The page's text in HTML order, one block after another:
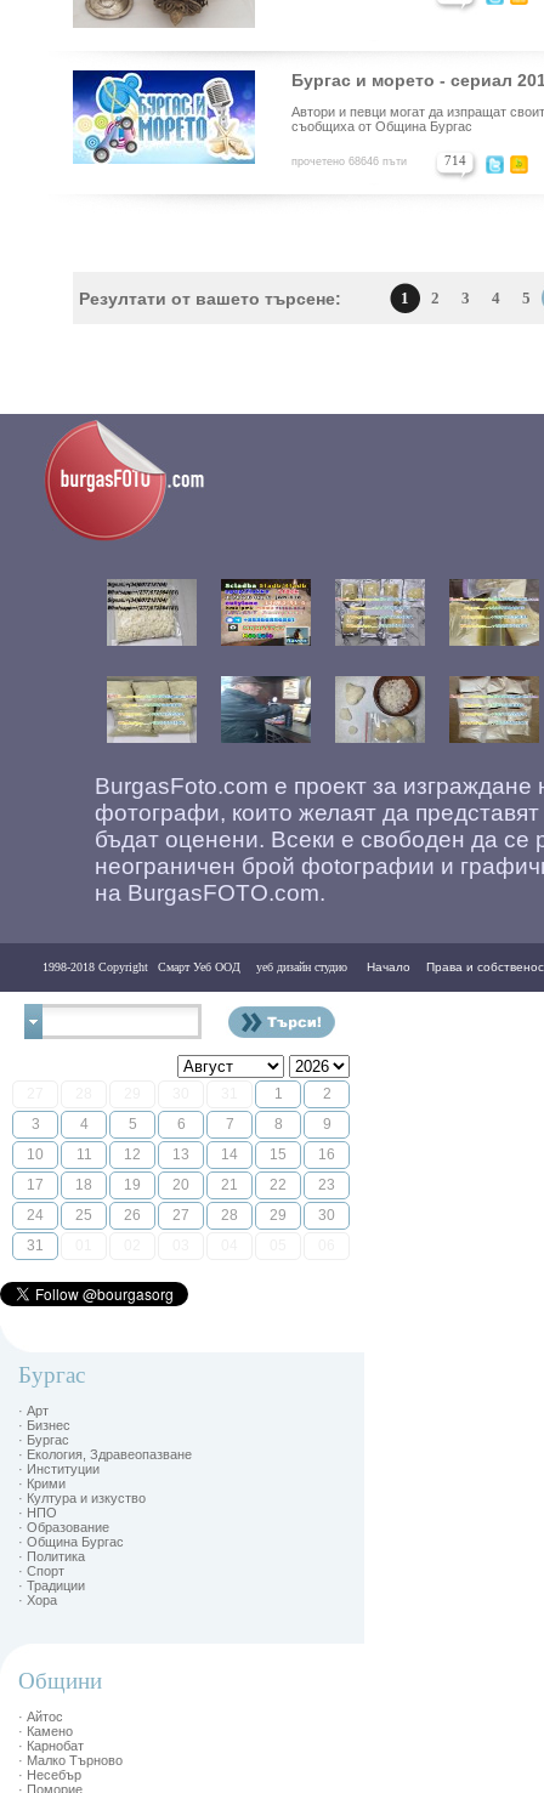
Бургас и морето - сериал
Автори и певци могат да изпращат
съобщиха от Община Бургас
прочетено 68646 пъти 714
Резултати от вашето търсене: 1 2 3 4 5
BurgasFoto.com е проект за
фотографи, които желаят да
бъдат оценени. Всеки е свободен да се
неограничен брой фоtографии и
на BurgasFOTO.com.
1998-2018 Copyright Смарт Уеб ООД уеб дизайн студио Начало Права и
1
2
3
4 5 6 7 8
9
10
11 12 13 14 15
16
17
18 19 20 21 22
23
24
25 26 27 28 29
30
31
Бургас
· Арт
· Бизнес
· Бургас
· Екология, Здравеопазване
· Институции
· Крими
· Култура и изкуство
· НПО
· Образование
· Община Бургас
· Политика
· Спорт
· Традиции
· Хора
Общини
· Айтос
· Камено
· Карнобат
· Малко Търново
· Несебър
· Поморие